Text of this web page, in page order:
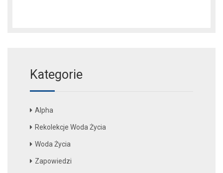
Kategorie
Alpha
Rekolekcje Woda Życia
Woda Życia
Zapowiedzi